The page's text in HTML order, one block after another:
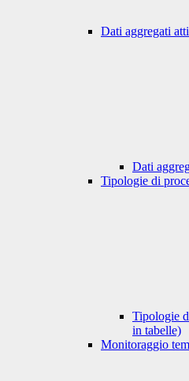
Dati aggregati
Dati
Tipologie di
Tipologie
in tabelle)
Monitoraggio